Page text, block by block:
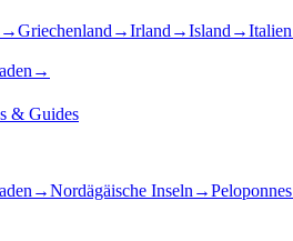
→Griechenland →Irland →Island →Italien
→
& Guides
→Nordägäische Inseln →Peloponnes